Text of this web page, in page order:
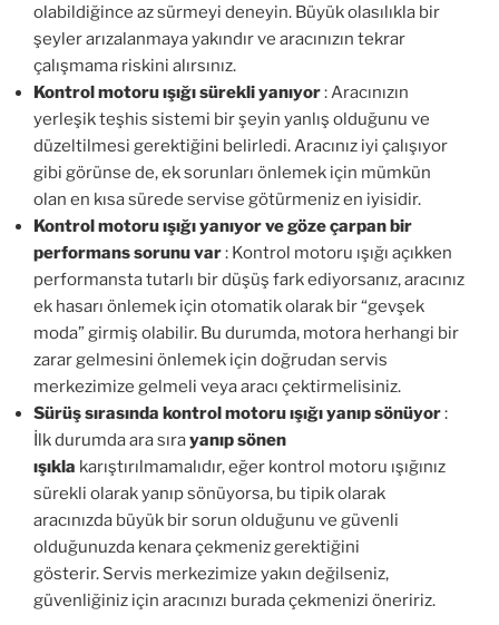
olabildiğince az sürmeyi deneyin. Büyük olasılıkla bir
şeyler arızalanmaya yakındır ve aracınızın tekrar
çalışmama riskini alırsınız.
Kontrol motoru ışığı sürekli yanıyor: Aracınızın
yerleşik teşhis sistemi bir şeyin yanlış olduğunu ve
düzeltilmesi gerektiğini belirledi. Aracınız iyi çalışıyor
gibi görünse de, ek sorunları önlemek için mümkün
olan en kısa sürede servise götürmeniz en iyisidir.
Kontrol motoru ışığı yanıyor ve göze çarpan bir
performans sorunu var: Kontrol motoru ışığı açıkken
performansta tutarlı bir düşüş fark ediyorsanız, aracınız
ek hasarı önlemek için otomatik olarak bir “gevşek
moda” girmiş olabilir. Bu durumda, motora herhangi bir
zarar gelmesini önlemek için doğrudan servis
merkezimize gelmeli veya aracı çektirmelisiniz.
Sürüş sırasında kontrol motoru ışığı yanıp sönüyor:
İlk durumda ara sırayanıp sönen
ışıkla karıştırılmamalıdır, eğer kontrol motoru ışığınız
sürekli olarak yanıp sönüyorsa, bu tipik olarak
aracınızda büyük bir sorun olduğunu ve güvenli
olduğunuzda kenara çekmeniz gerektiğini
gösterir. Servis merkezimize yakın değilseniz,
güvenliğiniz için aracınızı burada çekmenizi öneririz.